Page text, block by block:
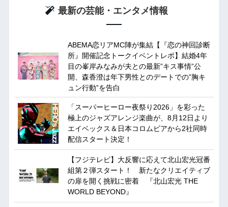
最新の芸能・エンタメ情報
ABEMA恋リアMC陣が集結【『恋の神回診断
所』開催記念トークイベントレポ】結婚4年
目の峯岸みなみが夫との最新”キス事情”公
開、森香澄は年下男性とのデートでの”胸キ
ュン行動”を告白
「スーパーヒーロー夜祭り2026」を彩った
極上のジャズアレンジ楽曲が、8月12日より
エイベックス＆日本コロムビアから2社同時
配信スタート決定！
【フジテレビ】大反響に応えて北山宏光冠番
組第２弾スタート！ 新たなクリエイティブ
の扉を開く挑戦に密着 『北山宏光 THE
WORLD BEYOND』